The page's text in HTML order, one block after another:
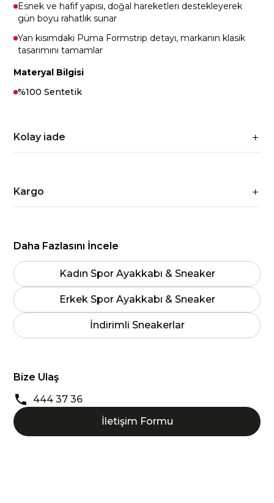
Esnek ve hafif yapısı, doğal hareketleri destekleyerek
gün boyu rahatlık sunar
Yan kısımdaki Puma Formstrip detayı, markanın klasik
tasarımını tamamlar
Materyal Bilgisi
%100 Sentetik
Kolay iade
Kargo
Daha Fazlasını İncele
Kadın Spor Ayakkabı & Sneaker
Erkek Spor Ayakkabı & Sneaker
İndirimli Sneakerlar
Bize Ulaş
444 37 36
İletişim Formu